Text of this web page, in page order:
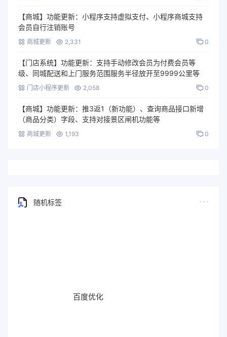
【商城】功能更新：小程序支持虚拟支付、小程序商城支持
会员自行注销账号
商城更新 2,331 0
【门店系统】功能更新：支持手动修改会员为付费会员等
级、同城配送和上门服务范围服务半径放开至9999公里等
门店小程序更新 2,058 0
【商城】功能更新：推3返1（新功能）、查询商品接口新增
（商品分类）字段、支持对接景区闸机功能等
商城更新 1,193 0
随机标签
百度优化